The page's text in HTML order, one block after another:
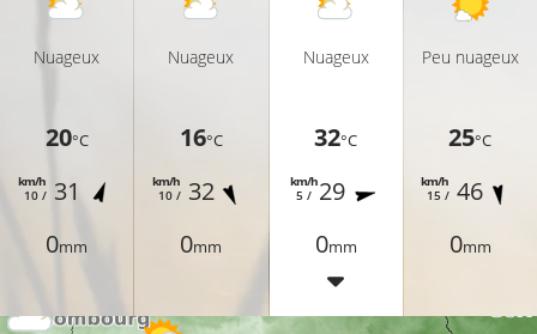
Nuageux
20°C
10 /
km/h 31
0mm
Nuageux
16°C
10 /
km/h 32
0mm
Nuageux
32°C
5 /
km/h29
0mm
Peu nuageux
25°C
15 /
km/h 46
0mm